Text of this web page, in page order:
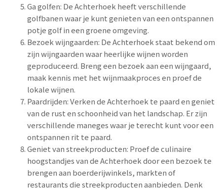
Ga golfen: De Achterhoek heeft verschillende
golfbanen waar je kunt genieten van een ontspannen
potje golf in een groene omgeving.
Bezoek wijngaarden: De Achterhoek staat bekend om
zijn wijngaarden waar heerlijke wijnen worden
geproduceerd. Breng een bezoek aan een wijngaard,
maak kennis met het wijnmaakproces en proef de
lokale wijnen.
Paardrijden: Verken de Achterhoek te paard en geniet
van de rust en schoonheid van het landschap. Er zijn
verschillende maneges waar je terecht kunt voor een
ontspannen rit te paard.
Geniet van streekproducten: Proef de culinaire
hoogstandjes van de Achterhoek door een bezoek te
brengen aan boerderijwinkels, markten of
restaurants die streekproducten aanbieden. Denk